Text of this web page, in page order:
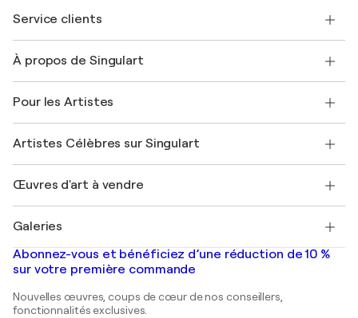
Service clients
Expédition
Offrir une carte cadeau
Rejoignez notre programme commercial
Mon compte
+33 1 76 44 06 42
À propos de Singulart
FAQ
Magazine Singulart
Emplois
Découvrez une sélection d'art original
Pour les Artistes
Se connecter en tant qu'Artiste
Artistes Célèbres sur Singulart
Marc Chagall
Banksy
Mr. Brainwash
Shepard Fairey
Œuvres d'art à vendre
Tableaux abstraits à vendre
Peintures de paysage
Estampes
Peintures acryliques
Galeries
Galeries d'art en France
Galeries d'art en Belgique
Abonnez-vous et bénéficiez d’une réduction de 10 %
sur votre première commande
Nouvelles œuvres, coups de cœur de nos conseillers,
fonctionnalités exclusives.